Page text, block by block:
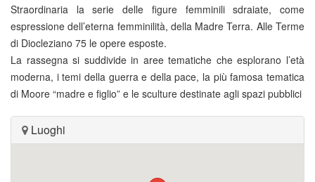
Straordinaria la serie delle figure femminili sdraiate, come
espressione dell’eterna femminilità, della Madre Terra. Alle Terme
di Diocleziano 75 le opere esposte.
La rassegna si suddivide in aree tematiche che esplorano l’età
moderna, i temi della guerra e della pace, la più famosa tematica
di Moore “madre e figlio” e le sculture destinate agli spazi pubblici
Luoghi